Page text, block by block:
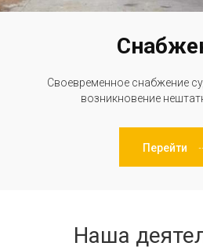
Своевременное снабжение
возникновение
Перейти
Наша